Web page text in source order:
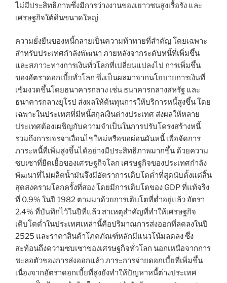
ไม่มีประสิทธิภาพซึ่งมีการว่างงานของเยาวชนสูงเรื้อรัง และ
เศรษฐกิจใต้ดินขนาดใหญ่
ความยั่งยืนของหนี้กลายเป็นความท้าทายที่สำคัญ โดยเฉพาะ
สำหรับประเทศกำลังพัฒนา ภายหลังจากระดับหนี้ที่เพิ่มขึ้น
และสภาวะทางการเงินทั่วโลกที่เปลี่ยนแปลงไป การเพิ่มขึ้น
ของอัตราดอกเบี้ยทั่วโลก ซึ่งเป็นผลมาจากนโยบายการเงินที่
เข้มงวดขึ้นโดยธนาคารกลาง เช่น ธนาคารกลางสหรัฐ และ
ธนาคารกลางยุโรป ส่งผลให้ต้นทุนการให้บริการหนี้สูงขึ้น โดย
เฉพาะในประเทศที่มีหนี้สกุลเงินต่างประเทศ ส่งผลให้หลาย
ประเทศต้องเผชิญกับความจำเป็นในการปรับโครงสร้างหนี้
รวมถึงการเจรจาเงื่อนไขใหม่หรือขอผ่อนผันหนี้ เพื่อจัดการ
ภาระหนี้ที่เพิ่มสูงขึ้นได้อย่างมีประสิทธิภาพมากขึ้น ด้วยความ
ซบเซาที่ยืดเยื้อของเศรษฐกิจโลก เศรษฐกิจของประเทศกำลัง
พัฒนาที่ไม่ผลิตน้ำมันจึงมีอัตราการเติบโตต่ำที่สุดนับตั้งแต่สิ้น
สุดสงครามโลกครั้งที่สอง โดยมีการเติบโตของ GDP ที่แท้จริง
ที่ 0.9% ในปี 1982 ตามมาด้วยการเติบโตที่ต่ำอยู่แล้ว อัตรา
2.4% ที่บันทึกไว้ในปีที่แล้ว สาเหตุสำคัญที่ทำให้เศรษฐกิจ
เติบโตต่ำในประเทศเหล่านี้คือปริมาณการส่งออกที่ลดลงในปี
2525 และราคาสินค้าโภคภัณฑ์หลักมีแนวโน้มลดลง ซึ่ง
สะท้อนถึงความซบเซาของเศรษฐกิจทั่วโลก นอกเหนือจากการ
ชะลอตัวของการส่งออกแล้ว ภาระการจ่ายดอกเบี้ยที่เพิ่มขึ้น
เนื่องจากอัตราดอกเบี้ยที่สูงยังทำให้ปัญหาหนี้ต่างประเทศ